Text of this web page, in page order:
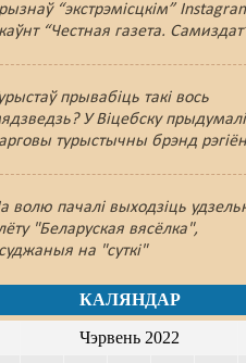
“экстрэмісцкім”
“Честная газета.
прывабіць такі вось
У Віцебску прыдумалі
турыстычны брэнд
волю пачалі выходзіць
"Беларуская вясёлка",
на "суткі"
КАЛЯНДАР
Чэрвень 2022